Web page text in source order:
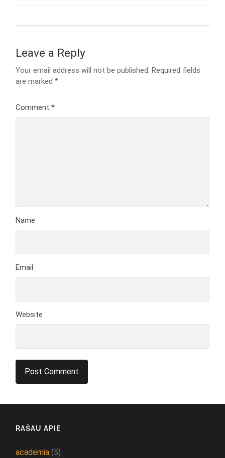
Leave a Reply
Your email address will not be published. Required fields
are marked*
Comment*
Name
Email
Website
RAŠAU APIE
academia (5)